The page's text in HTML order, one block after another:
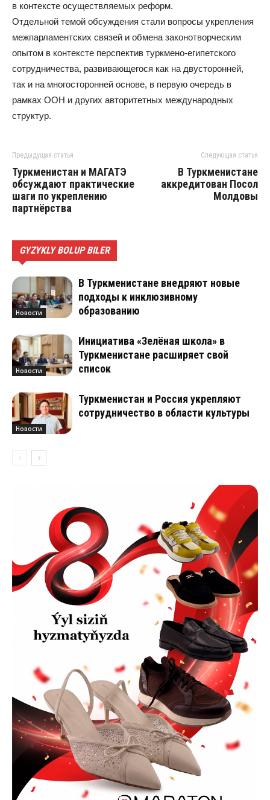
в контексте осуществляемых реформ.
Отдельной темой обсуждения стали вопросы укрепления
межпарламентских связей и обмена законотворческим
опытом в контексте перспектив туркмено-египетского
сотрудничества, развивающегося как на двусторонней,
так и на многосторонней основе, в первую очередь в
рамках ООН и других авторитетных международных
структур.
Предыдущая статья
Туркменистан и МАГАТЭ
обсуждают практические
шаги по укреплению
партнёрства
Следующая статья
В Туркменистане
аккредитован Посол
Молдовы
GYZYKLY BOLUP BILER
Новости
В Туркменистане внедряют новые
подходы к инклюзивному
образованию
Новости
Инициатива «Зелёная школа» в
Туркменистане расширяет свой
список
Новости
Туркменистан и Россия укрепляют
сотрудничество в области культуры